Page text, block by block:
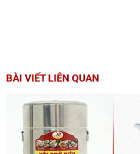
BÀI VIẾT LIÊN QUAN